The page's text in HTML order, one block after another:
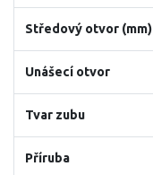
Středový otvor (mm)
Unášecí otvor
Tvar zubu
Příruba